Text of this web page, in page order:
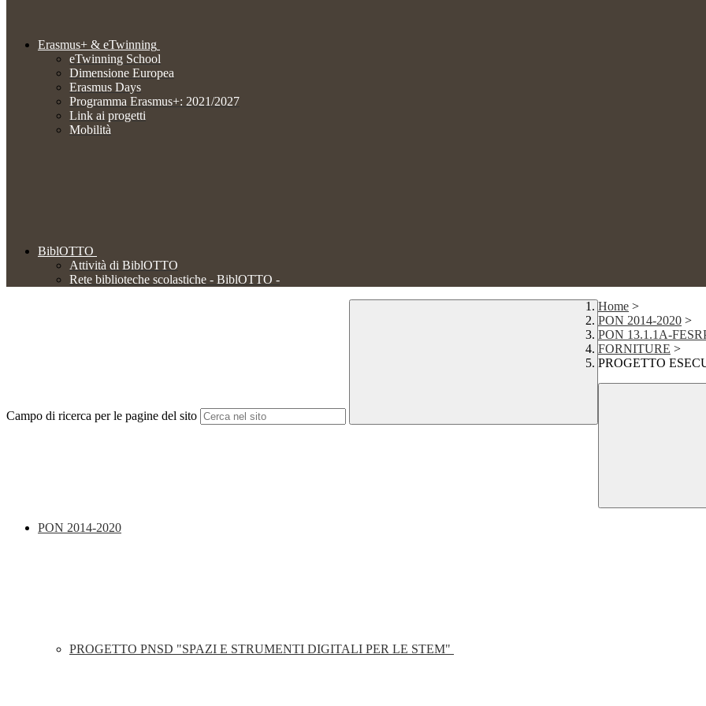
Erasmus+ & eTwinning
eTwinning School
Dimensione Europea
Erasmus Days
Programma Erasmus+: 2021/2027
Link ai progetti
Mobilità
BiblOTTO
Attività di BiblOTTO
Rete biblioteche scolastiche - BiblOTTO -
Campo di ricerca per le pagine del sito
Home >
PON 2014-2020 >
PON 13.1.1A-
FORNITURE >
PROGETTO
PON 2014-2020
PROGETTO PNSD "SPAZI E STRUMENTI DIGITALI PER LE STEM"